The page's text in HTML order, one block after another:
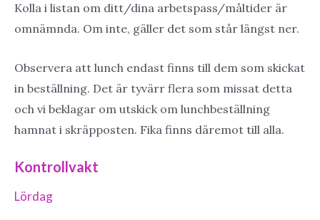
Kolla i listan om ditt/dina arbetspass/måltider är
omnämnda. Om inte, gäller det som står längst ner.
Observera att lunch endast finns till dem som skickat
in beställning. Det är tyvärr flera som missat detta
och vi beklagar om utskick om lunchbeställning
hamnat i skräpposten. Fika finns däremot till alla.
Kontrollvakt
Lördag